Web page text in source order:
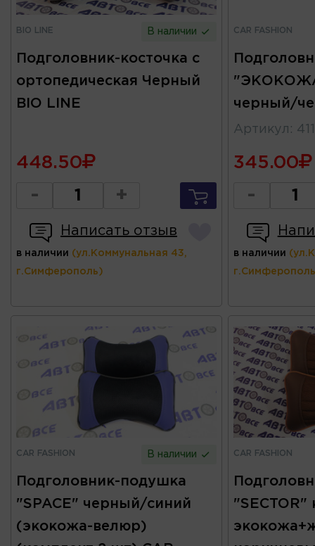
BIO LINE В наличии
Подголовник-косточка с
ортопедическая Черный
BIO LINE
448.50
- +
Написать отзыв
в наличии (ул.Коммунальная 43,
г.Симферополь)
CAR FASHION
черный/
Артикул :
345.00
-
в наличии
CAR FASHION В наличии
Подголовник-подушка
"SPACE" черный/синий
(экокожа-велюр)
CAR FASHION
"SECTOR"